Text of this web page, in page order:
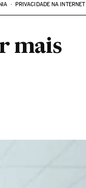
PRIVACIDADE NA INTERNET
mais